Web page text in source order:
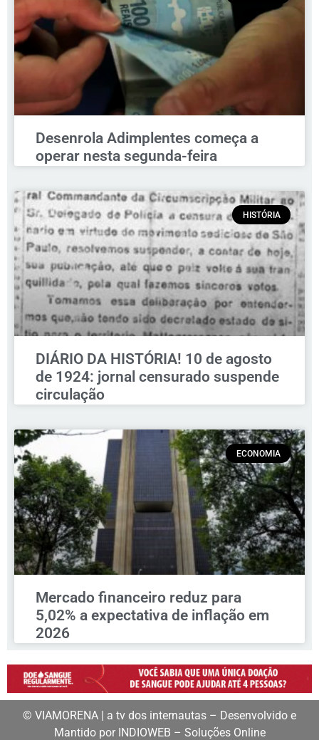
Desenrola Adimplentes começa a
operar nesta segunda-feira
HISTÓRIA
DIÁRIO DA HISTÓRIA! 10 de agosto
de 1924: jornal censurado suspende
circulação
ECONOMIA
Mercado financeiro reduz para
5,02% a expectativa de inflação em
2026
© VIAMORENA | a tv dos internautas – Desenvolvido e
Mantido por INDIOWEB – Soluções Online